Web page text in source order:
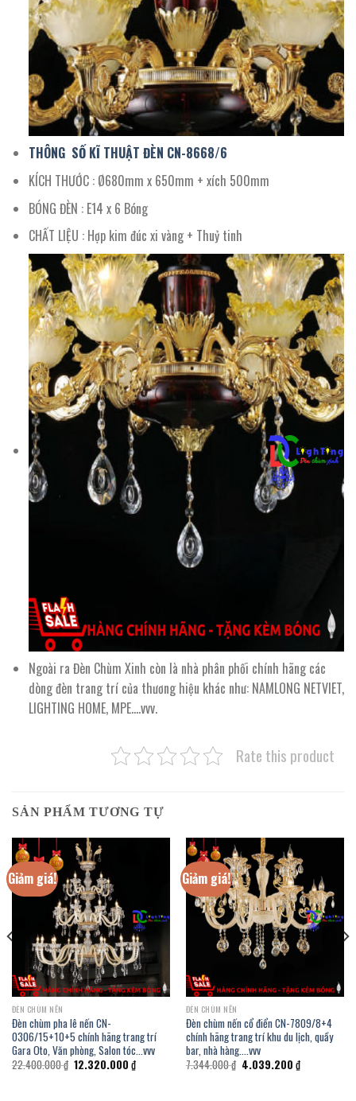
THÔNG SỐ KĨ THUẬT ĐÈN CN-8668/6
KÍCH THƯỚC : Ø680mm x 650mm + xích 500mm
BÓNG ĐÈN : E14 x 6 Bóng
CHẤT LIỆU : Hợp kim đúc xi vàng + Thuỷ tinh
Ngoài ra Đèn Chùm Xinh còn là nhà phân phối chính hãng các
dòng đèn trang trí của thương hiệu khác như: NAMLONG NETVIET,
LIGHTING HOME, MPE….vvv.
Rate this product
SẢN PHẨM TƯƠNG TỰ
Giảm giá!
ĐÈN CHÙM NẾN
Đèn chùm pha lê nến CN-
0306/15+10+5 chính hãng trang trí
Gara Oto, Văn phòng, Salon tóc…vvv
22.400.000₫ Giá
gốc
12.320.000 ₫Giá
hiện
Giảm giá!
ĐÈN CHÙM NẾN
Đèn chùm nến cổ điển CN-7809/8+4
chính hãng trang trí khu du lịch, quầy
bar, nhà hàng….vvv
7.344.000₫ Giá
gốc
4.039.200 ₫Giá
hiện